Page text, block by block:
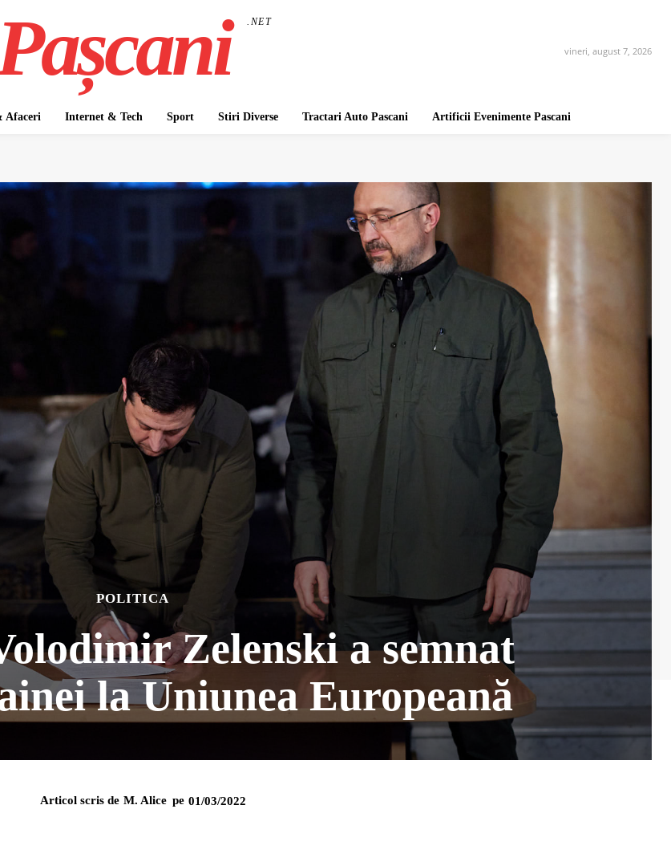
.NET
vineri, august 7, 2026
Afaceri Internet & Tech Sport Stiri Diverse Tractari Auto Pascani Artificii Evenimente Pascani
POLITICA
Zelenski a semnat
la Uniunea Europeană
Articol scris de M. Alice pe 01/03/2022